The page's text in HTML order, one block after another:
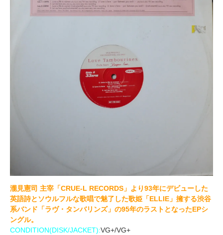
瀧見憲司 主宰「CRUE-L RECORDS」より93年にデビューした
英語詩とソウルフルな歌唱で魅了した歌姫「ELLIE」擁する渋谷
系バンド「ラヴ・タンバリンズ」の95年のラストとなったEPシ
ングル。
CONDITION(DISK/JACKET):VG+/VG+